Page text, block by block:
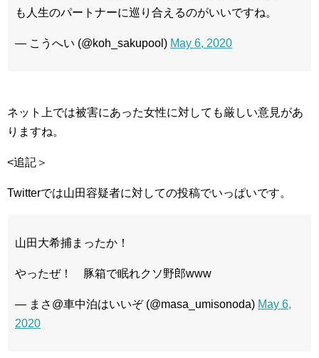
も人生のパートナーに巡り合えるのがいいですね。
— こうへい (@koh_sakupool) May 6, 2020
ネット上では被害にあった女性に対しても厳しい意見があ
りますね。
<追記＞
Twitterでは山田容疑者に対しての投稿でいっぱいです。
山田大希捕まったか！
やったぜ！ 豚箱で眠れクソ野郎www
— まさ@車中泊はいいぞ (@masa_umisonoda) May 6,
2020